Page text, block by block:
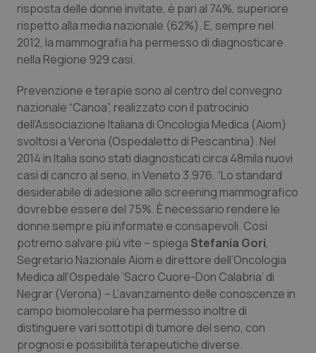
Emilia-Romagna
Friuli Venezia Giulia
Lazio
Liguria
Lombardia
Marche
Molise
Piemonte
Provincia Autonoma di Bolzano
Provincia Autonoma di Trento
Colesterolo & coronaropatie
Dermatite Atopica
Diabete & glucometri
Disturbi dell’umore
Dolore
Donna & Salute
Epatiti
HIV
Infezioni & Febbre
Ipertensione & Scompenso
risposta delle donne invitate, è pari al 74%, superiore
rispetto alla media nazionale (62%). E, sempre nel
2012, la mammografia ha permesso di diagnosticare
nella Regione 929 casi.
Prevenzione e terapie sono al centro del convegno
nazionale “Canoa”, realizzato con il patrocinio
dell’Associazione Italiana di Oncologia Medica (Aiom)
svoltosi a Verona (Ospedaletto di Pescantina). Nel
2014 in Italia sono stati diagnosticati circa 48mila nuovi
casi di cancro al seno, in Veneto 3.976. “Lo standard
desiderabile di adesione allo screening mammografico
dovrebbe essere del 75%. È necessario rendere le
donne sempre più informate e consapevoli. Così
potremo salvare più vite – spiega Stefania Gori,
Segretario Nazionale Aiom e direttore dell’Oncologia
Medica all’Ospedale ‘Sacro Cuore-Don Calabria’ di
Negrar (Verona) – L’avanzamento delle conoscenze in
campo biomolecolare ha permesso inoltre di
distinguere vari sottotipi di tumore del seno, con
prognosi e possibilità terapeutiche diverse.